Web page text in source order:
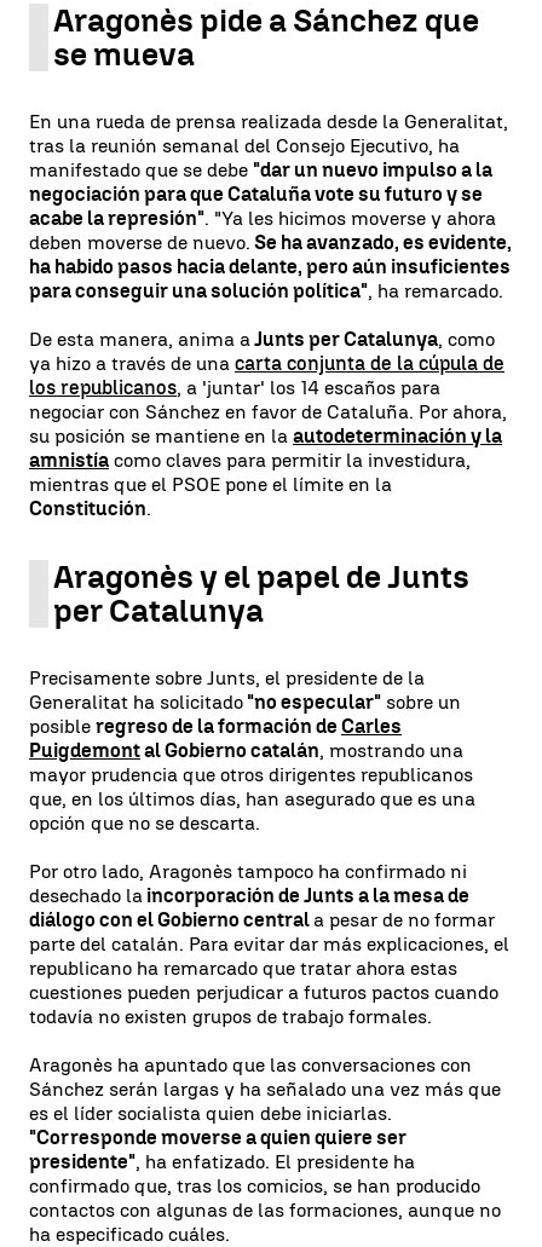
Aragonès pide a Sánchez que
se mueva
En una rueda de prensa realizada desde la Generalitat,
tras la reunión semanal del Consejo Ejecutivo, ha
manifestado que se debe "dar un nuevo impulso a la
negociación para que Cataluña vote su futuro y se
acabe la represión". "Ya les hicimos moverse y ahora
deben moverse de nuevo. Se ha avanzado, es evidente,
ha habido pasos hacia delante, pero aún insuficientes
para conseguir una solución política", ha remarcado.
De esta manera, anima aJunts per Catalunya, como
ya hizo a través de una carta conjunta de la cúpula de
los republicanos, a 'juntar' los 14 escaños para
negociar con Sánchez en favor de Cataluña. Por ahora,
su posición se mantiene en la autodeterminación y la
amnistía como claves para permitir la investidura,
mientras que el PSOE pone el límite en la
Constitución.
Aragonès y el papel de Junts
per Catalunya
Precisamente sobre Junts, el presidente de la
Generalitat ha solicitado "no especular" sobre un
posible regreso de la formación de Carles
Puigdemontal Gobierno catalán, mostrando una
mayor prudencia que otros dirigentes republicanos
que, en los últimos días, han asegurado que es una
opción que no se descarta.
Por otro lado, Aragonès tampoco ha confirmado ni
desechado la incorporación de Junts a la mesa de
diálogo con el Gobierno central a pesar de no formar
parte del catalán. Para evitar dar más explicaciones, el
republicano ha remarcado que tratar ahora estas
cuestiones pueden perjudicar a futuros pactos cuando
todavía no existen grupos de trabajo formales.
Aragonès ha apuntado que las conversaciones con
Sánchez serán largas y ha señalado una vez más que
es el líder socialista quien debe iniciarlas.
"Corresponde moverse a quien quiere ser
presidente", ha enfatizado. El presidente ha
confirmado que, tras los comicios, se han producido
contactos con algunas de las formaciones, aunque no
ha especificado cuáles.